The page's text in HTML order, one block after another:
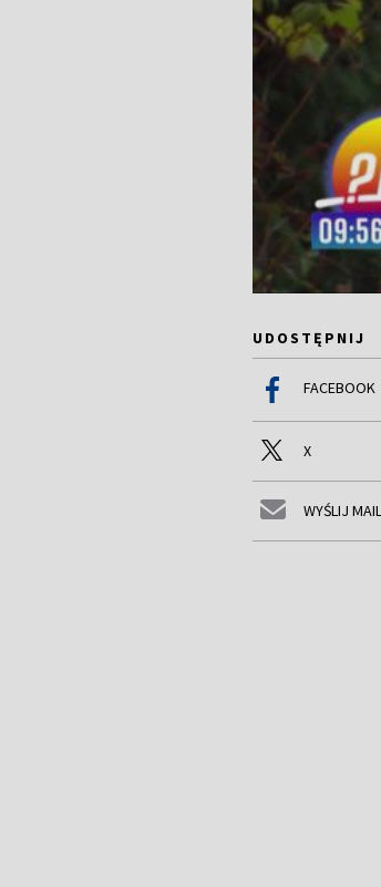
UDOSTĘPNIJ
FACEBOOK
X
WYŚLIJ